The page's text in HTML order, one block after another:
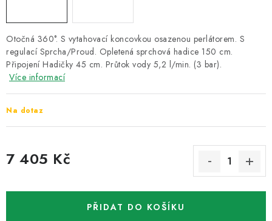
Otočná 360°. S vytahovací koncovkou osazenou perlátorem. S
regulací Sprcha/Proud. Opletená sprchová hadice 150 cm.
Připojení Hadičky 45 cm. Průtok vody 5,2 l/min. (3 bar).
Více informací
Na dotaz
7 405 Kč
PŘIDAT DO KOŠÍKU